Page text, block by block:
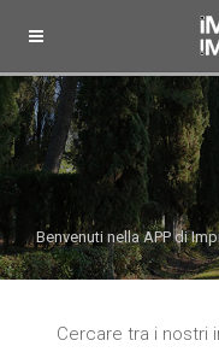
Benvenuti nella APP di
Cercare tra i nostri